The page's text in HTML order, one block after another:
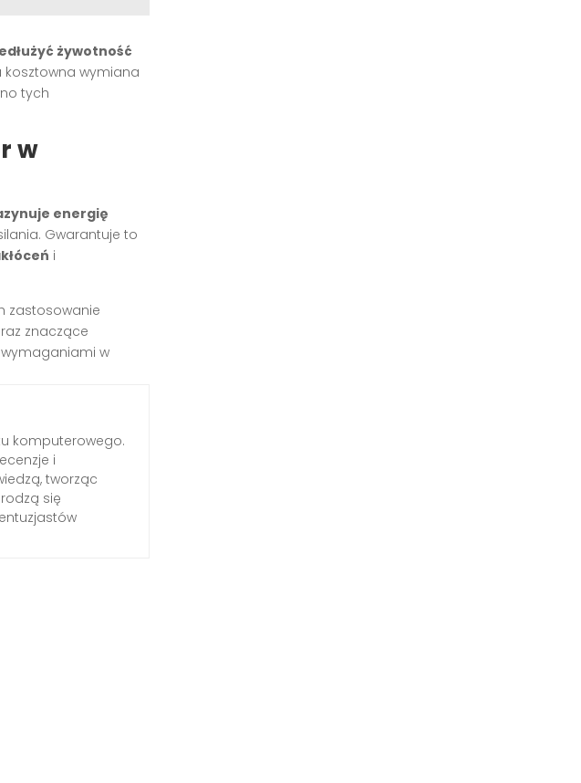
żywotność
kosztowna wymiana
tych
w
energię
Gwarantuje to
i
zastosowanie
znaczące
wymaganiami w
komputerowego.
i
tworząc
się